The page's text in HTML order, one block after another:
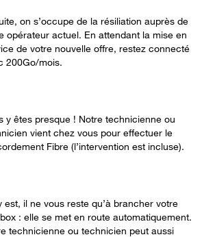
on s’occupe de la résiliation auprès de
opérateur actuel. En attendant la mise en
de votre nouvelle offre, restez connecté
200Go/mois.
y êtes presque ! Notre technicienne ou
vient chez vous pour effectuer le
Fibre (l’intervention est incluse).
est, il ne vous reste qu’à brancher votre
: elle se met en route automatiquement.
technicienne ou technicien peut aussi